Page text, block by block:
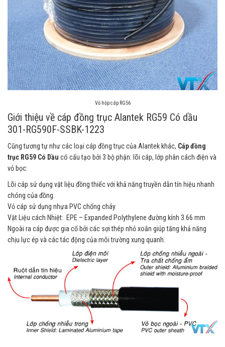
Vỏ hộp cáp RG56
Giới thiệu về cáp đồng trục Alantek RG59 Có dầu
301-RG590F-SSBK-1223
Cũng tương tự như các loại cáp đồng trục của Alantek khác, Cáp đồng
trục RG59 Có Dầu có cấu tạo bởi 3 bộ phận: lõi cáp, lớp phân cách điện và
vỏ bọc:
Lõi cáp sử dụng vật liệu đồng thiếc với khả năng truyền dẫn tín hiệu nhanh
chóng của đồng.
Vỏ cáp sử dụng nhựa PVC chống cháy
Vật Liệu cách Nhiệt: EPE – Expanded Polythylene đường kính 3.66 mm
Ngoài ra cáp được gia cố bởi các sợi thép nhỏ xoắn giúp tăng khả năng
chịu lực ép và các tác động của môi trường xung quanh.